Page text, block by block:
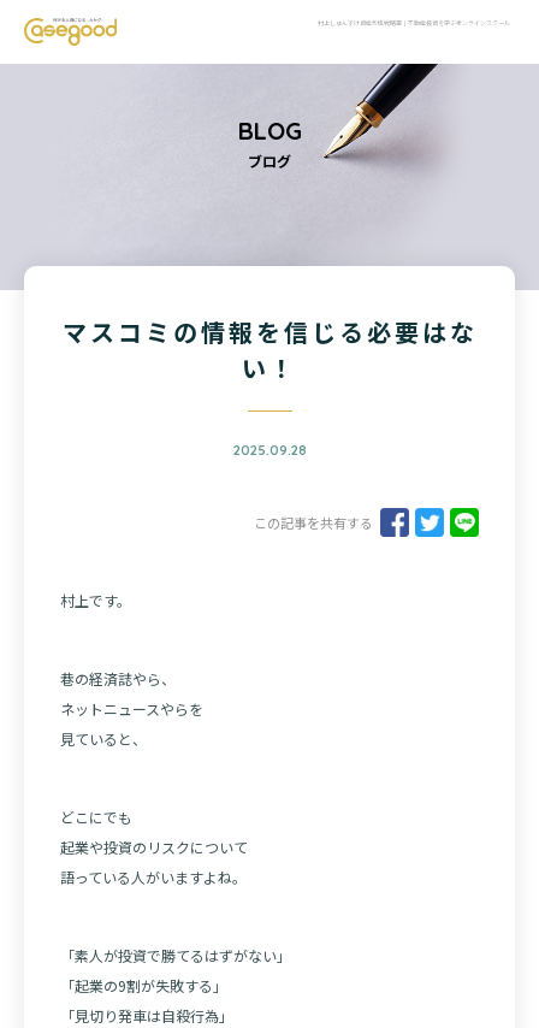
村上しゅんすけ資産形成戦略室｜不動産投資を学ぶオンラインスクール
BLOG
ブログ
マスコミの情報を信じる必要はな
い！
2025.09.28
この記事を共有する
村上です。
巷の経済誌やら、
ネットニュースやらを
見ていると、
どこにでも
起業や投資のリスクについて
語っている人がいますよね。
「素人が投資で勝てるはずがない」
「起業の9割が失敗する」
「見切り発車は自殺行為」